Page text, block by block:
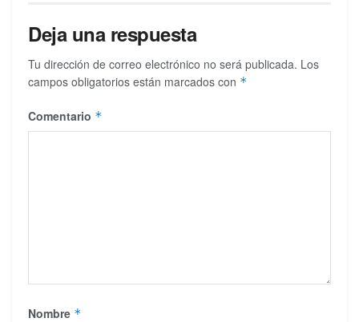
Deja una respuesta
Tu dirección de correo electrónico no será publicada. Los
campos obligatorios están marcados con *
Comentario *
Nombre *